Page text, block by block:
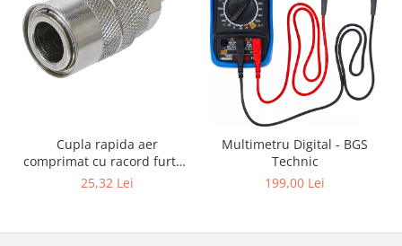
Cupla rapida aer
comprimat cu racord furtun
8 mm (5/16") | SUA / Franta
25,32 Lei
Multimetru Digital - BGS
Technic
199,00 Lei